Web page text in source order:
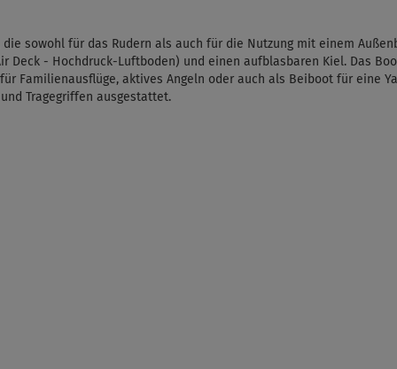
sowohl für das Rudern als auch für die Nutzung mit einem
Deck - Hochdruck-Luftboden) und einen aufblasbaren Kiel. Das
Familienausflüge, aktives Angeln oder auch als Beiboot für eine
Tragegriffen ausgestattet.